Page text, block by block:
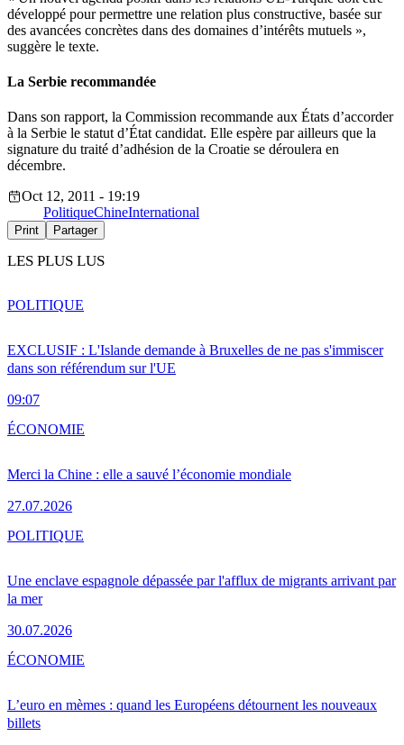
développé pour permettre une relation plus constructive, basée sur
des avancées concrètes dans des domaines d’intérêts mutuels »,
suggère le texte.
La Serbie recommandée
Dans son rapport, la Commission recommande aux États d’accorder
à la Serbie le statut d’État candidat. Elle espère par ailleurs que la
signature du traité d’adhésion de la Croatie se déroulera en
décembre.
Oct 12, 2011 - 19:19
PolitiqueChineInternational
Print Partager
LES PLUS LUS
EXCLUSIF : L'Islande demande à Bruxelles de ne pas s'immiscer
dans son référendum sur l'UE
09:07
POLITIQUE
Merci la Chine : elle a sauvé l’économie mondiale
27.07.2026
ÉCONOMIE
Une enclave espagnole dépassée par l'afflux de migrants arrivant par
la mer
30.07.2026
POLITIQUE
L’euro en mèmes : quand les Européens détournent les nouveaux
billets
ÉCONOMIE